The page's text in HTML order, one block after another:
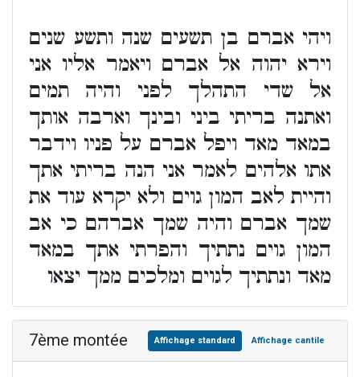
ויהי אברם בן תשעים שנה ותשע שנים
וירא יהוה אל אברם ויאמר אליו אני
אל שדי התהלך לפני והיה תמים
ואתנה בריתי ביני ובינך וארבה אותך
במאד מאד ויפל אברם על פניו וידבר
אתו אלהים לאמר אני הנה בריתי אתך
והיית לאב המון גוים ולא יקרא עוד את
שמך אברם והיה שמך אברהם כי אב
המון גוים נתתיך והפרתי אתך במאד
מאד ונתתיך לגוים ומלכים ממך יצאו
7ème montée Affichage standard Affichage cantile